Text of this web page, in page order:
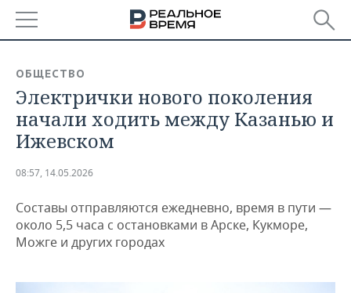
БАШКОРТОСТАН
ТАТАРСТАН
НОВОСТИ
АНАЛИТИКА
ДЕКЛАРАЦИИ О ДОХОДАХ
КОРОЛИ ГОСЗАКАЗА ПФО
НОВОСТИ ЭКОНОМИКИ
ФИНАНСЫ
ПРОМЫШЛЕННОСТЬ
НОВОСТИ
ПРОМЫШЛЕННОСТИ
АГРОПРОМ
НЕДВИЖИМОСТЬ
ОБЩЕСТВО
Электрички нового поколения
начали ходить между Казанью и
Ижевском
08:57, 14.05.2026
Составы отправляются ежедневно, время в пути —
около 5,5 часа с остановками в Арске, Кукморе,
Можге и других городах